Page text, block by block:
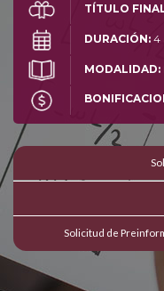
TÍTULO
DURACIÓN:4
MODALIDAD:
Solicitud de